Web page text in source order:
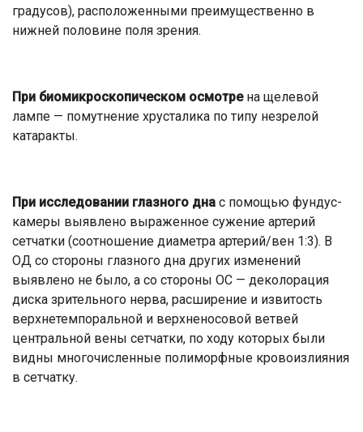
градусов), расположенными преимущественно в
нижней половине поля зрения.
При биомикроскопическом осмотрена щелевой
лампе — помутнение хрусталика по типу незрелой
катаракты.
При исследовании глазного дна с помощью фундус-
камеры выявлено выраженное сужение артерий
сетчатки (соотношение диаметра артерий/вен 1:3). В
ОД со стороны глазного дна других изменений
выявлено не было, а со стороны ОС — деколорация
диска зрительного нерва, расширение и извитость
верхнетемпоральной и верхненосовой ветвей
центральной вены сетчатки, по ходу которых были
видны многочисленные полиморфные кровоизлияния
в сетчатку.